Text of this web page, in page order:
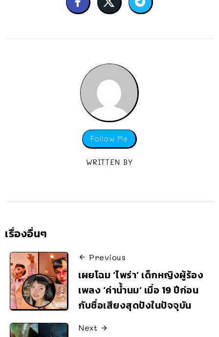
Follow Me
WRITTEN BY
เรื่องอื่นๆ
Previous
เผยโฉม ‘ไพร่า’ เด็กหญิงผู้ร้อง
เพลง ‘ค่าน้ำนม’ เมื่อ 19 ปีก่อน
กับชื่อเสียงสุดปังในปัจจุบัน
Next